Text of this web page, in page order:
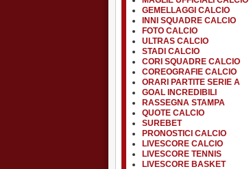
GEMELLAGGI CALCIO
INNI SQUADRE CALCIO
FOTO CALCIO
ULTRAS CALCIO
STADI CALCIO
CORI SQUADRE CALCIO
COREOGRAFIE CALCIO
ORARI PARTITE SERIE A
GOAL INCREDIBILI
RASSEGNA STAMPA
QUOTE CALCIO
SUREBET
PRONOSTICI CALCIO
LIVESCORE CALCIO
LIVESCORE TENNIS
LIVESCORE BASKET